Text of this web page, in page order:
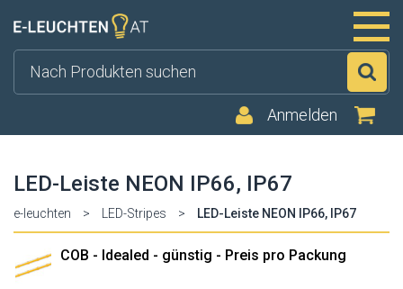
Anmelden
LED-Leiste NEON IP66, IP67
e-leuchten > LED-Stripes > LED-Leiste NEON IP66, IP67
COB - Idealed - günstig - Preis pro Packung